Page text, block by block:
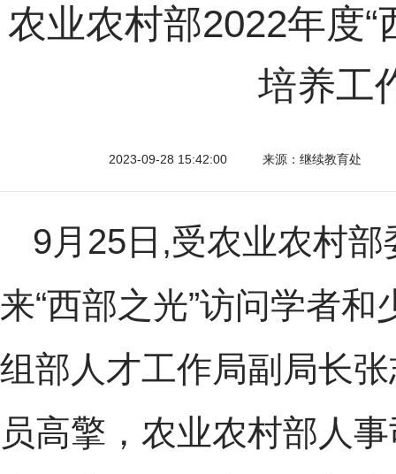
农业农村部2022年度
培养工
2023-09-28 15:42:00 来源：继续教育处
9月25日,受农业农村
来“西部之光”访问学者
组部人才工作局副局长
员高擎，农业农村部人